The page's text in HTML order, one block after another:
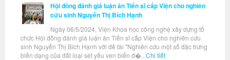
Hội đồng đánh giá luận án Tiến sĩ cấp Viện cho nghiên
cứu sinh Nguyễn Thị Bích Hạnh
Ngày 06/5/2024, Viện Khoa học công nghệ xây dựng tổ
chức Hội đồng đánh giá luận án Tiến sĩ cấp Viện cho nghiên cứu
sinh Nguyễn Thị Bích Hạnh với đề tài "Nghiên cứu một số đặc trưng
biến dạng của đất loại sét yếu ven biển đ�... Chi tiết